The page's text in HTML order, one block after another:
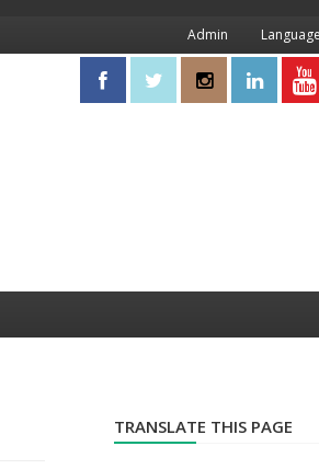
Admin
TRANSLATE THIS PAGE